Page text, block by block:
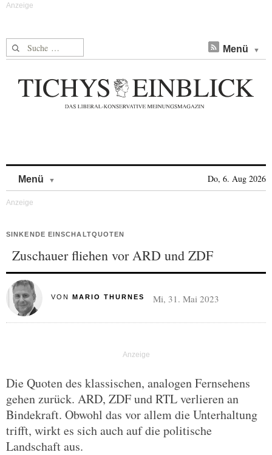
Suche nach: Menü
Menü Do, 6. Aug 2026
SINKENDE EINSCHALTQUOTEN
Zuschauer fliehen vor ARD und ZDF
VON MARIO THURNES Mi, 31. Mai 2023
Die Quoten des klassischen, analogen Fernsehens
gehen zurück. ARD, ZDF und RTL verlieren an
Bindekraft. Obwohl das vor allem die Unterhaltung
trifft, wirkt es sich auch auf die politische
Landschaft aus.